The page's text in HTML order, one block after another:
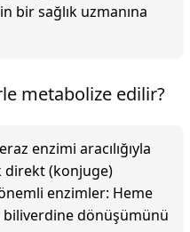
bir sağlık uzmanına
metabolize edilir?
enzimi aracılığıyla
direkt (konjuge)
enzimler: Heme
biliverdine dönüşümünü